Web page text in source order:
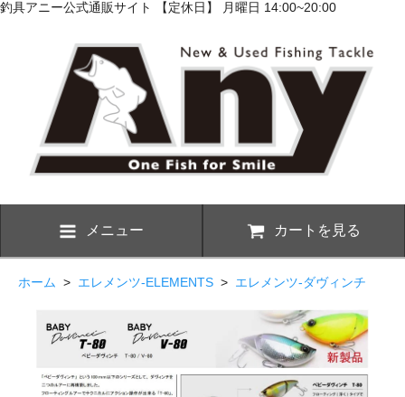
釣具アニー公式通販サイト 【定休日】 月曜日 14:00~20:00
メニュー カートを見る
ホーム > エレメンツ-ELEMENTS > エレメンツ-ダヴィンチ